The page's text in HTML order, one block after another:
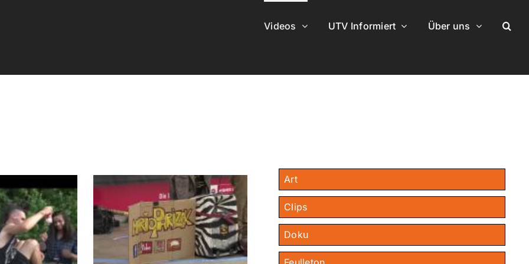
Videos UTV Informiert Über uns
Art
Clips
Doku